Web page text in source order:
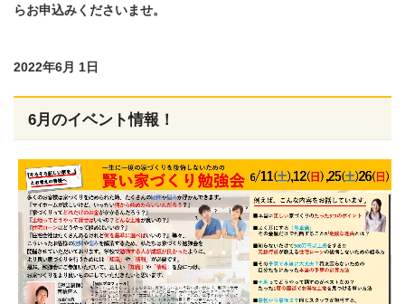
らお申込みくださいませ。
2022年6月 1日
6月のイベント情報！